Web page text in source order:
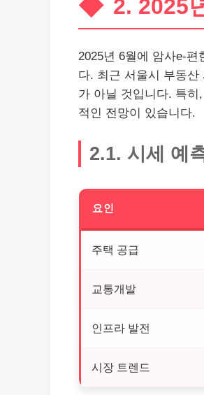
2. 2025
2025년 6월에 암사e-
다. 최근 서울시 부동산
가 아닐 것입니다. 특
적인 전망이 있습니다.
2.1. 시세 예
요인
주택 공급
교통개발
인프라 발전
시장 트렌드